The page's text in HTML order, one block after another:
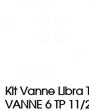
Kit Vanne Libra
VANNE 6 TP